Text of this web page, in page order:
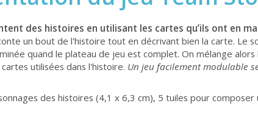
des histoires en utilisant les cartes qu’ils ont en
un bout de l'histoire tout en décrivant bien la carte. Le
quand le plateau de jeu est complet. On mélange
utilisées dans l'histoire. Un jeu facilement modulable
des histoires (4,1 x 6,3 cm), 5 tuiles pour composer